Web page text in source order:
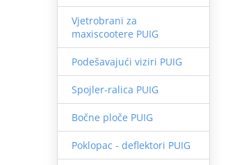
Vjetrobrani za
maxiscootere PUIG
Podešavajući viziri PUIG
Spojler-ralica PUIG
Bočne ploče PUIG
Poklopac - deflektori PUIG